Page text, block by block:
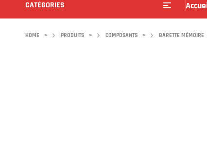
CATÉGORIES
HOME > PRODUITS > COMPOSANTS > BARETTE MÉMOIRE